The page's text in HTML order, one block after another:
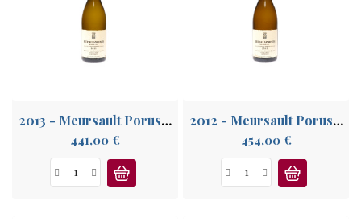
2013 - Meursault Porusots 1° Cru
441,00 €Prix
2012 - Meursault Porusots 1° Cru
454,00 €Prix